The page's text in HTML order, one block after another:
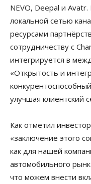
NEVO, Deepal и
локальной сетью
ресурсами
сотрудничеству с
интегрируется в
«Открытость и
улучшая клиентский
Как отметил
«заключение этого
как для нашей
автомобильного
что можем внести